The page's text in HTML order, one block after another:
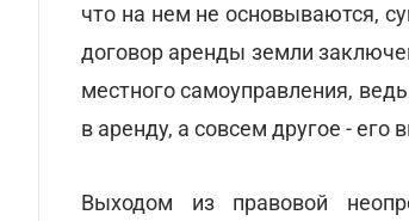
что на нем не основываются,
договор аренды земли
местного самоуправления,
в аренду, а совсем другое - его
Выходом из правовой